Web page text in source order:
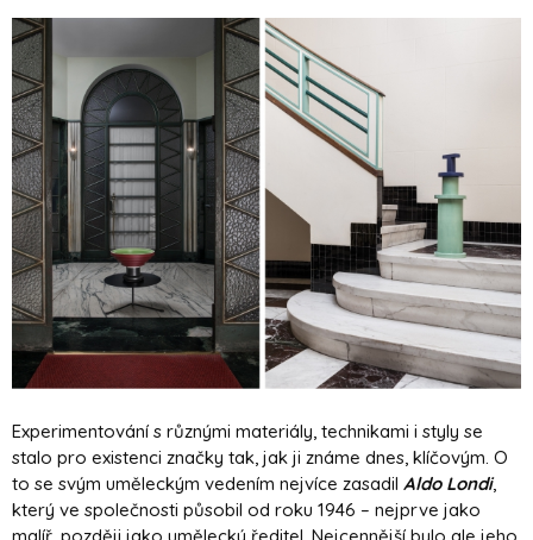
Experimentování s různými materiály, technikami i styly se
stalo pro existenci značky tak, jak ji známe dnes, klíčovým. O
to se svým uměleckým vedením nejvíce zasadil Aldo Londi,
který ve společnosti působil od roku 1946 – nejprve jako